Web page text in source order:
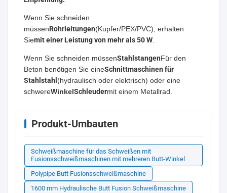
Wenn Sie schneiden
müssenRohrleitungen(Kupfer/PEX/PVC), erhalten
Siemit einer Leistung von mehr als 50 W
Wenn Sie schneiden müssenStahlstangenFür den
Beton benötigen Sie eineSchnittmaschinen für
Stahlstahl (hydraulisch oder elektrisch) oder eine
schwereWinkelSchleudermit einem Metallrad.
Produkt-Umbauten
Schweißmaschine für das Schweißen mit
Fusionsschweißmaschinen mit mehreren Butt-Winkel
Polypipe Butt Fusionsschweißmaschine
1600 mm Hydraulische Butt Fusion Schweißmaschine